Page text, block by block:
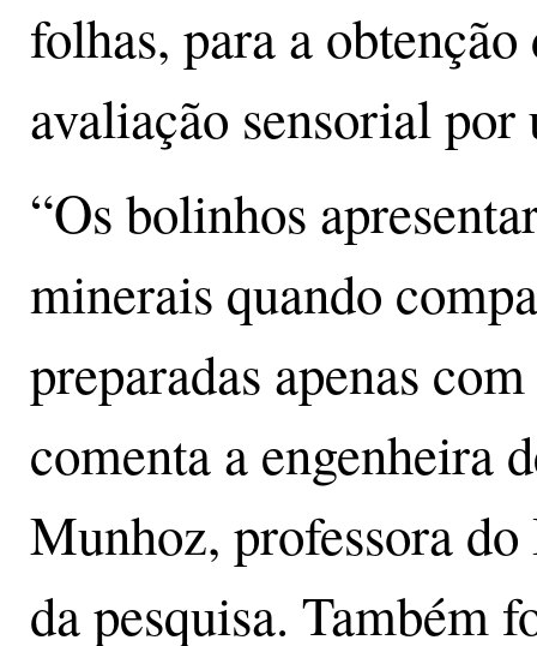
folhas, para a
avaliação sensorial
“Os bolinhos
minerais quando
preparadas apenas
comenta a engenheira
Munhoz, professora
da pesquisa. Também